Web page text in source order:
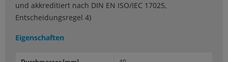
und akkreditiert nach DIN EN ISO/IEC 17025,
Entscheidungsregel 4)
Eigenschaften